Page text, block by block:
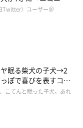
て様子を伺います。
”が魅力のコに成
Twitter）ユーザー＠
眠る柴犬の子犬→2
ぽで喜びを表すコに
こてんと眠った子犬。あれ